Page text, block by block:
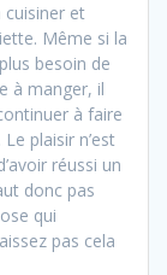
cuisiner et
Même si la
besoin de
à manger, il
à faire
plaisir n’est
réussi un
donc pas
qui
pas cela